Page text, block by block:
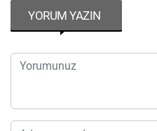
YORUM YAZIN